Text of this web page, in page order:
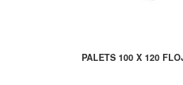
PALETS 100 X 120